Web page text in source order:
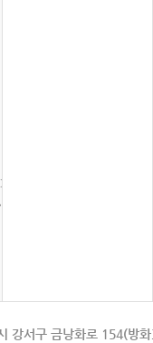
강서구 금낭화로 154(방